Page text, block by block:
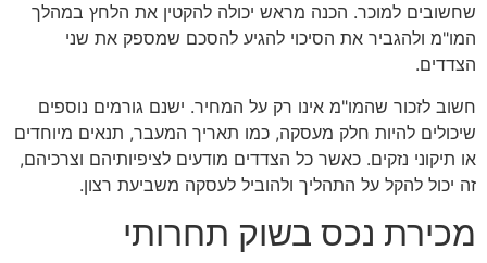
שחשובים למוכר. הכנה מראש יכולה להקטין את הלחץ במהלך
המו"מ ולהגביר את הסיכוי להגיע להסכם שמספק את שני
הצדדים.
חשוב לזכור שהמו"מ אינו רק על המחיר. ישנם גורמים נוספים
שיכולים להיות חלק מעסקה, כמו תאריך המעבר, תנאים מיוחדים
או תיקוני נזקים. כאשר כל הצדדים מודעים לציפיותיהם וצרכיהם,
זה יכול להקל על התהליך ולהוביל לעסקה משביעת רצון.
מכירת נכס בשוק תחרותי